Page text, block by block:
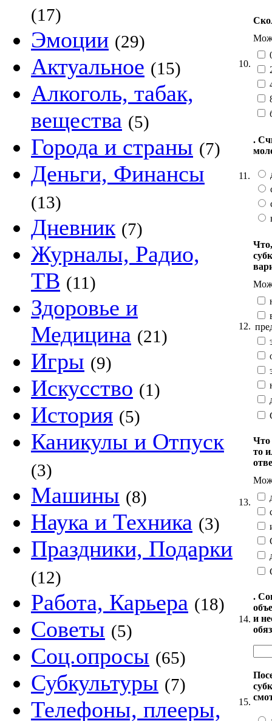
(17)
Эмоции (29)
Актуальное (15)
Алкоголь, табак,
вещества (5)
Города и страны (7)
Деньги, Финансы
(13)
Дневник (7)
Журналы, Радио,
ТВ (11)
Здоровье и
Медицина (21)
Игры (9)
Искусство (1)
История (5)
Каникулы и Отпуск
(3)
Машины (8)
Наука и Техника (3)
Праздники, Подарки
(12)
Работа, Карьера (18)
Советы (5)
Соц.опросы (65)
Субкультуры (7)
Телефоны, плееры,
10.
11.
.
12.
13.
Что
то
14.
.
и
15.